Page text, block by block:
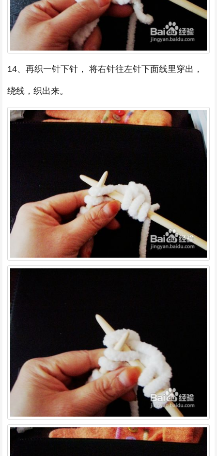
14、再织一针下针， 将右针往左针下面线里穿出，
绕线，织出来。